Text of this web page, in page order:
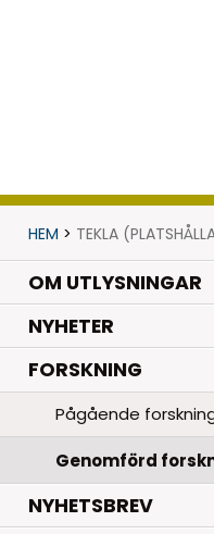
HEM > TEKLA
OM UTLYSNINGAR
NYHETER.
FORSKNING.
Pågående
Genomförd
NYHETSBREV